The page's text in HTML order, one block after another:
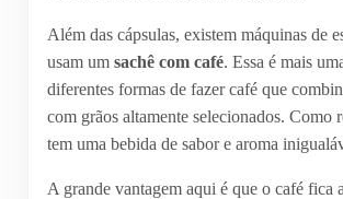
Além das cápsulas, existem máquinas de
usam umsachê com café. Essa é mais
diferentes formas de fazer café que
com grãos altamente selecionados. Como
tem uma bebida de sabor e aroma
A grande vantagem aqui é que o café fica